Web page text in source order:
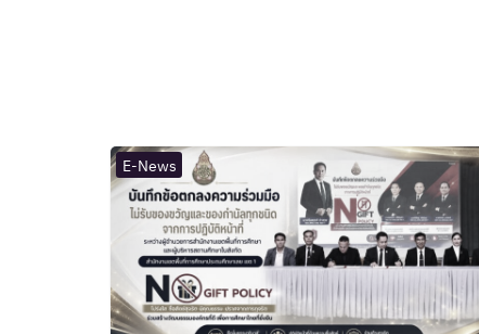
E-News